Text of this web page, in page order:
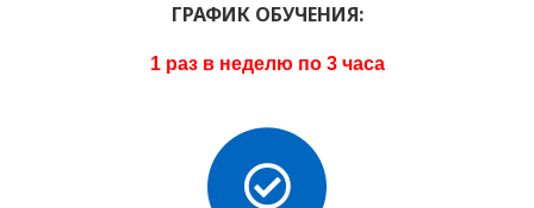
ГРАФИК ОБУЧЕНИЯ:
1 раз в неделю по 3 часа